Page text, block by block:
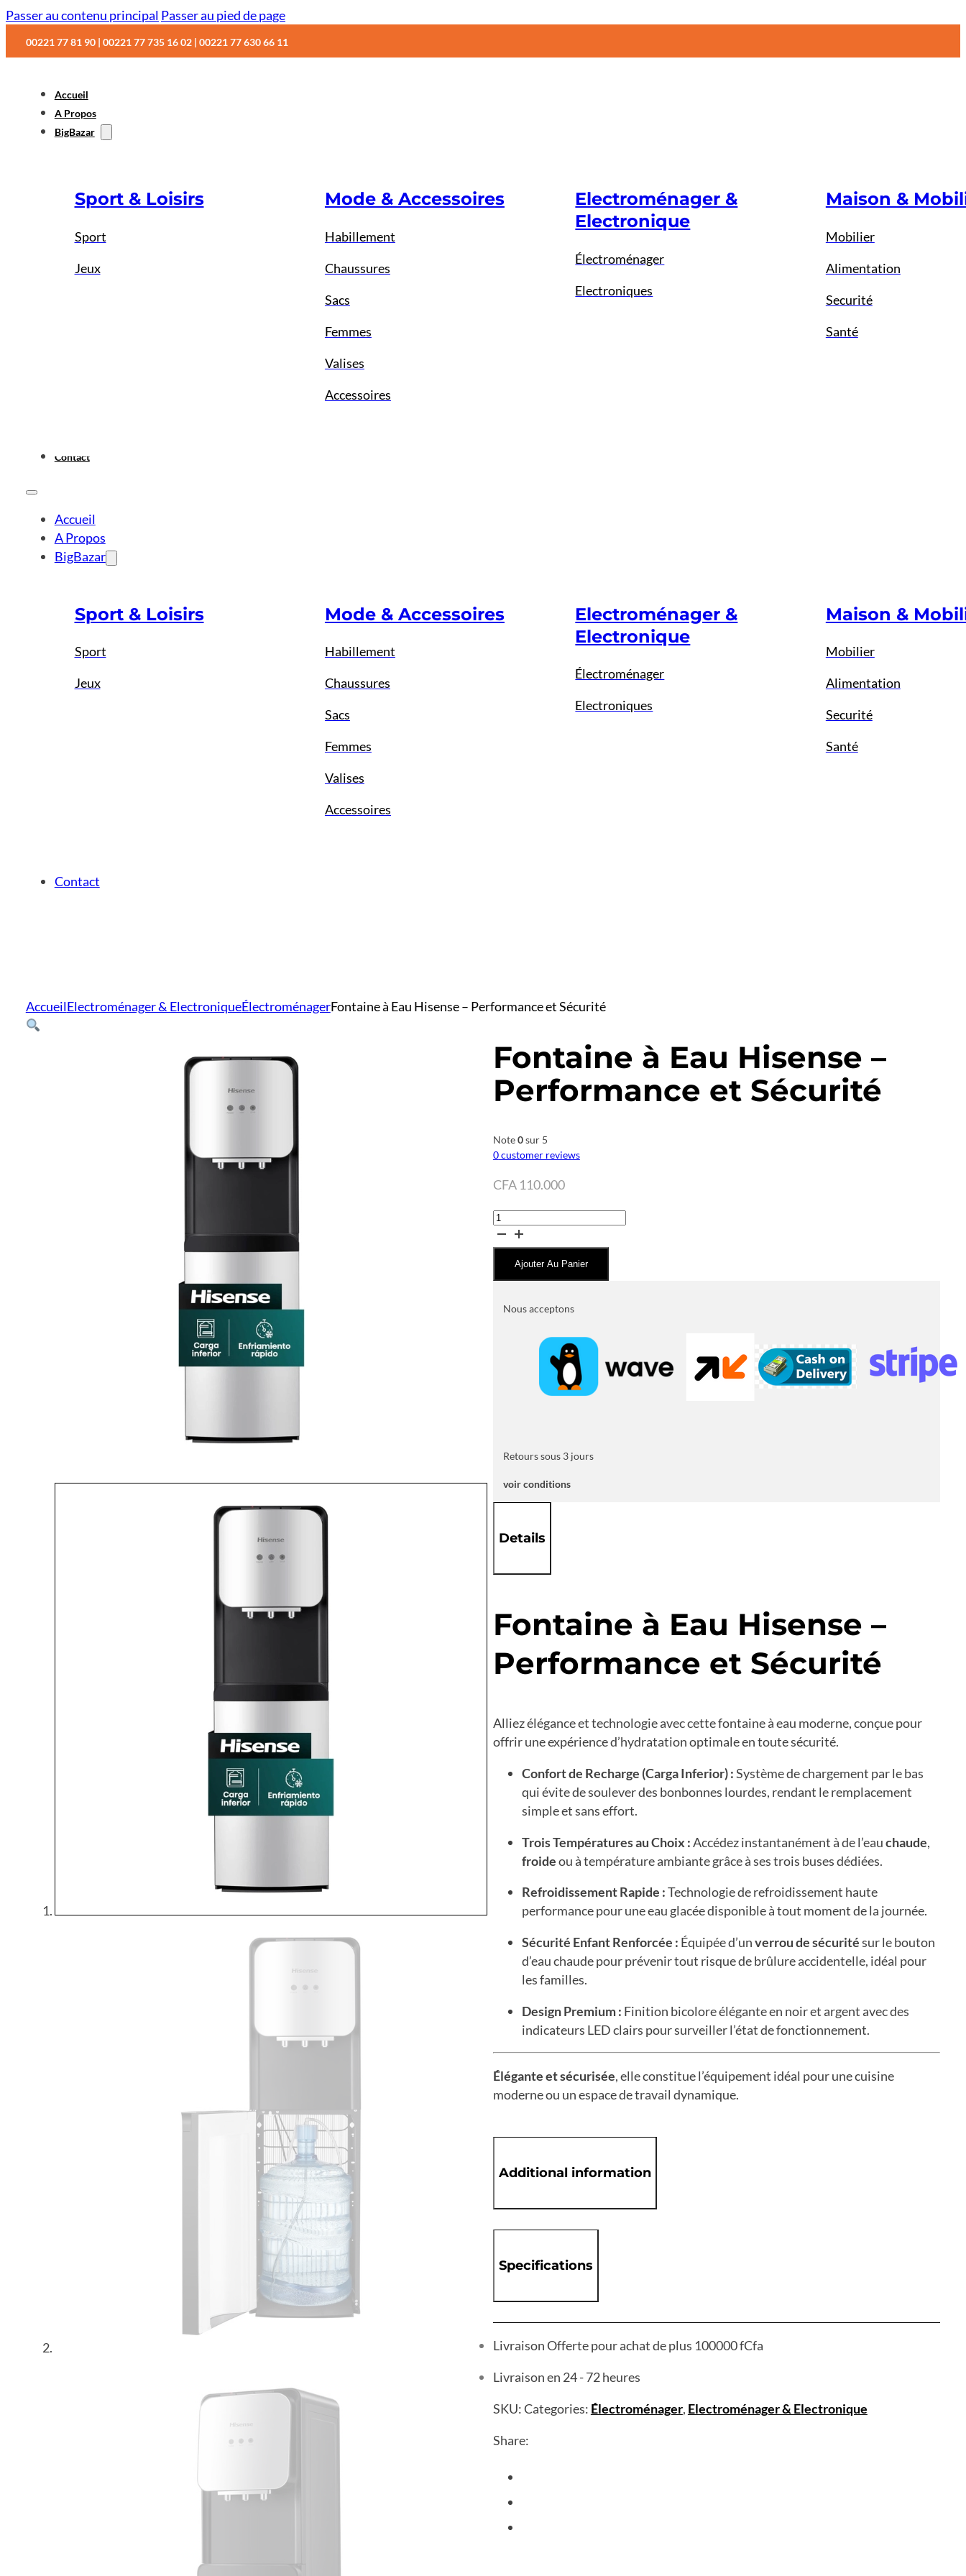
Passer au contenu principal Passer au pied de page
00221 77 81 90 | 00221 77 735 16 02 | 00221 77 630 66 11
Accueil
A Propos
BigBazar
Sport & Loisirs
Sport
Jeux
Mode & Accessoires
Habillement
Chaussures
Sacs
Femmes
Valises
Accessoires
Electroménager &
Electronique
Électroménager
Electroniques
Maison &
Mobilier
Alimentation
Securité
Santé
Contact
Accueil
A Propos
BigBazar
Sport & Loisirs
Sport
Jeux
Mode & Accessoires
Habillement
Chaussures
Sacs
Femmes
Valises
Accessoires
Electroménager &
Electronique
Électroménager
Electroniques
Maison &
Mobilier
Alimentation
Securité
Santé
Contact
AccueilElectroménager & ElectroniqueÉlectroménagerFontaine à Eau Hisense – Performance et Sécurité
Fontaine à Eau Hisense –
Performance et Sécurité
Note0sur 5
0customer reviews
CFA110.000
quantité
de
Fontaine
Hisense
Performance
Ajouter Au Panier
Nous acceptons
Retours sous 3 jours
voir conditions
Details
Fontaine à Eau Hisense –
Performance et Sécurité
Alliez élégance et technologie avec cette fontaine à eau moderne, conçue pour
offrir une expérience d’hydratation optimale en toute sécurité.
Confort de Recharge (Carga Inferior) :Système de chargement par le bas
qui évite de soulever des bonbonnes lourdes, rendant le remplacement
simple et sans effort.
Trois Températures au Choix :Accédez instantanément à de l’eauchaude,
froideou à température ambiante grâce à ses trois buses dédiées.
Refroidissement Rapide :Technologie de refroidissement haute
performance pour une eau glacée disponible à tout moment de la journée.
Sécurité Enfant Renforcée : Équipée d’unverrou de sécuritésur le bouton
d’eau chaude pour prévenir tout risque de brûlure accidentelle, idéal pour
les familles.
Design Premium : Finition bicolore élégante en noir et argent avec des
indicateurs LED clairs pour surveiller l’état de fonctionnement.
Élégante et sécurisée, elle constitue l’équipement idéal pour une cuisine
moderne ou un espace de travail dynamique.
Additional information
Specifications
Livraison Offerte pour achat de plus 100000 fCfa
Livraison en 24 - 72 heures
SKU:Categories: Électroménager, Electroménager & Electronique
Share: